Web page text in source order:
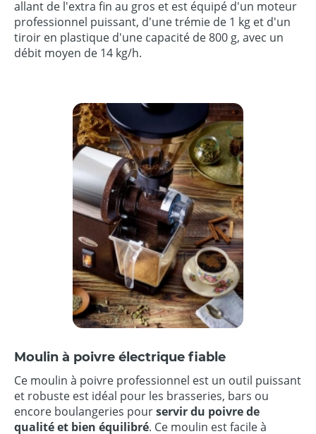
allant de l'extra fin au gros et est équipé d'un moteur
professionnel puissant, d'une trémie de 1 kg et d'un
tiroir en plastique d'une capacité de 800 g, avec un
débit moyen de 14 kg/h.
Moulin à poivre électrique fiable
Ce moulin à poivre professionnel est un outil puissant
et robuste est idéal pour les brasseries, bars ou
encore boulangeries pourservir du poivre de
qualité et bien équilibré. Ce moulin est facile à